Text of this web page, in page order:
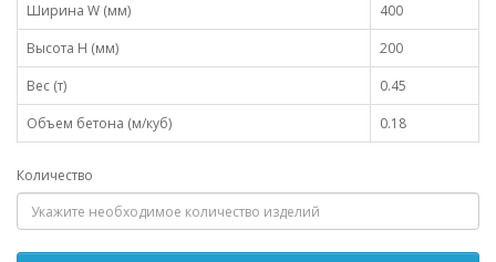
Ширина W (мм)
400
Высота H (мм)
200
Вес (т)
0.45
Объем бетона (м/куб)
0.18
Количество